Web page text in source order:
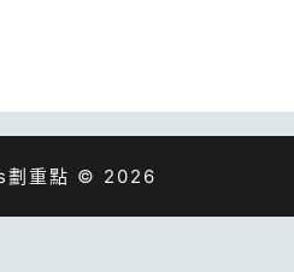
劃重點 © 2026